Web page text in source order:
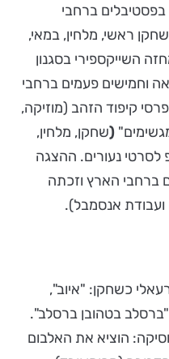
ברחבי
ראשי, מלחין, במאי,
השייקספירי בסגנון
וחמישים פעמים ברחבי
קיפוד הזהב (מוזיקה,
(שחקן, מלחין,
לסרטי נעורים. ההצגה
ברחבי הארץ וזכתה
ועבודת אנסמבל).
כשחקן: "איוב",
"ברסלב בטהובן ברסלב".
הוציא את האלבום